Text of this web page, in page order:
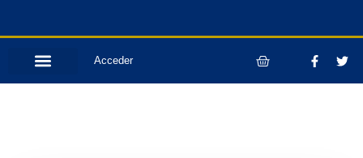
Acceder